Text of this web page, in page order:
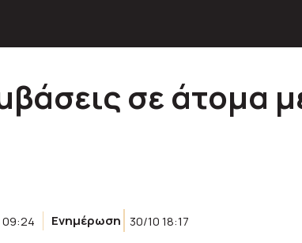
σε άτομα
09:24 Ενημέρωση 30/10 18:17